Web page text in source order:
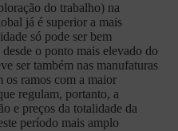
do trabalho) na
já é superior a mais
só pode ser bem
o ponto mais elevado do
ser também nas manufaturas
os ramos com a maior
regulam, portanto, a
e preços da totalidade da
período mais amplo